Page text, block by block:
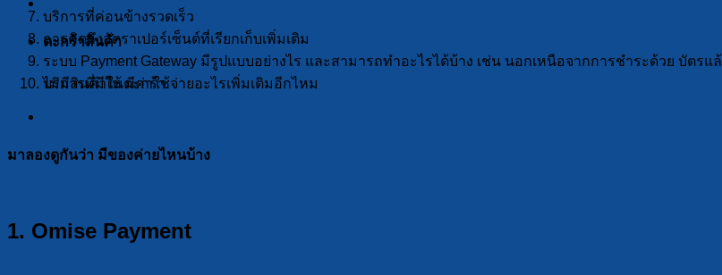
ตะกร้าสินค้า
ไม่มีสินค้าในตะกร้า
บริการที่ค่อนข้างรวดเร็ว
การคิดถึงอัตราเปอร์เซ็นต์ที่เรียกเก็บเพิ่มเติม
ระบบ Payment Gateway มีรูปแบบอย่างไร และสามารถทำอะไรได้บ้าง เช่น นอกเหนือจากการชำระด้วย บัต
บริการที่มีให้ มีค่าใช้จ่ายอะไรเพิ่มเติมอีกไหม
มาลองดูกันว่า มีของค่ายไหนบ้าง
1. Omise Payment